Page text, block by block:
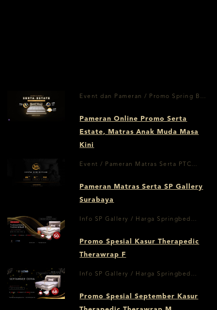
Event dan Pameran / Promo Spring Bed
Kini
Pameran Online Promo Serta
Estate, Matras Anak Muda Masa
Kini
Event / Pameran Matras Serta PTC
Pameran Matras Serta SP Gallery
Surabaya
Info SP Gallery / Harga Springbed
Promo Spesial Kasur Therapedic
Therawrap F
Info SP Gallery / Harga Springbed
Promo Spesial September Kasur